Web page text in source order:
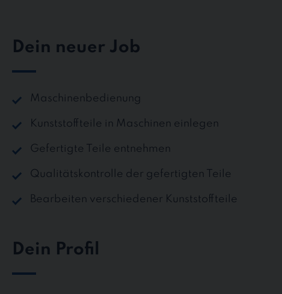
Dein neuer Job
Maschinenbedienung
Kunststoffteile in Maschinen einlegen
Gefertigte Teile entnehmen
Qualitätskontrolle der gefertigten Teile
Bearbeiten verschiedener Kunststoffteile
Dein Profil